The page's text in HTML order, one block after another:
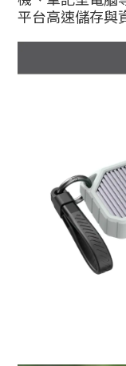
平台高速儲存與